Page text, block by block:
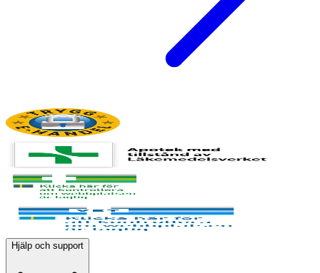
Hjälp och support